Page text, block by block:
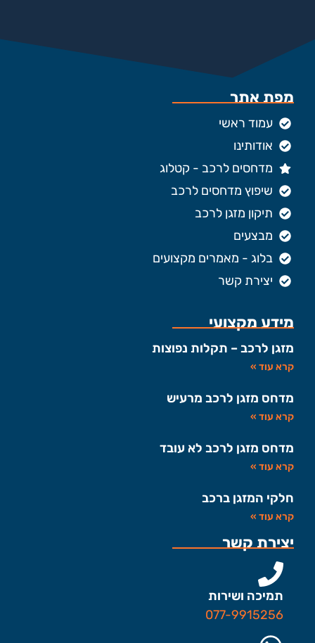
מפת אתר
עמוד ראשי
אודותינו
מדחסים לרכב - קטלוג
שיפוץ מדחסים לרכב
תיקון מזגן לרכב
מבצעים
בלוג - מאמרים מקצועים
יצירת קשר
מידע מקצועי
מזגן לרכב – תקלות נפוצות
קרא עוד »
מדחס מזגן לרכב מרעיש
קרא עוד »
מדחס מזגן לרכב לא עובד
קרא עוד »
חלקי המזגן ברכב
קרא עוד »
יצירת קשר
תמיכה ושירות
077-9915256